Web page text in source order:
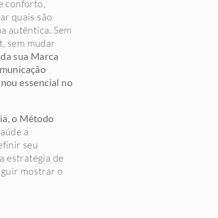
conforto,
quais são
autêntica. Sem
sem mudar
sua Marca
essencial no
o Método
a
seu
estratégia de
mostrar o